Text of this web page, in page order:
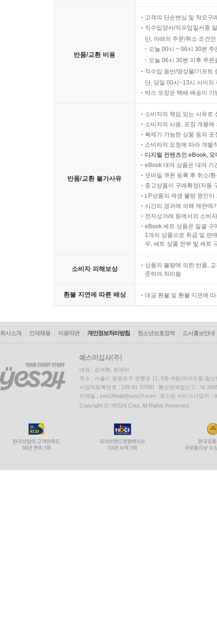
반품/교환 비용
고객의 단순변심 및 착오구
직수입양서/직수입일서중
단, 아래의 주문/취소 조건
오늘 00시 ~ 06시 30분
오늘 06시 30분 이후 주
직수입 음반/영상물/기프트
단, 당일 00시~13시 사이의
박스 포장은 택배 배송이
반품/교환 불가사유
소비자의 책임 있는 사유로
소비자의 사용, 포장 개봉
복제가 가능한 상품 등의
소비자의 요청에 따라 개별
디지털 컨텐츠인 eBook,
eBook 대여 상품은 대여 기
모바일 쿠폰 등록 후 취소/
중고상품이 구매확정(자동
LP상품의 재생 불량 원인
시간의 경과에 의해 재판매
전자상거래 등에서의 소비
eBook 세트 상품은 일괄 구
1개의 상품으로 취급 및 판
우, 세트 상품 전부 및 세트
소비자 피해보상
상품의 불량에 의한 반품,
준하여 처리됨
환불 지연에 따른 배상 대금 환불 및 환불 지연에
회사소개 인재채용 이용약관 개인정보처리방침 청소년보호정책 도서홍보안내
대표 : 김석환, 최세라
주소 : 서울시 영등포구 은행로 11, 5층~6층(여의도동,일신
사업자등록번호 : 229-81-37000 통신판매업신고 : 제
이메일 : yes24help@yes24.com 호스팅 서비스사업자 :
Copyright ⓒ YES24 Corp. All Rights Reserved.